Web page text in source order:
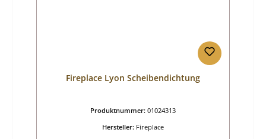
Fireplace Lyon Scheibendichtung
Produktnummer: 01024313
Hersteller: Fireplace